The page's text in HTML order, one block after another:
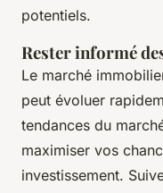
potentiels.
Rester informé
Le marché
peut évoluer
tendances du
maximiser vos
investissement.